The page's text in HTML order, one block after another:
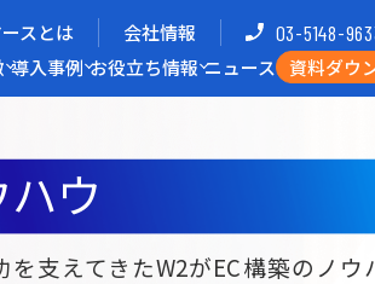
スとは 会社情報 03-5148-
導入事例 お役立ち情報 ニュース 資料ダウ
開発力/支援体制
業インタビュー
ウ
を支えてきたW2がEC構築のノウ